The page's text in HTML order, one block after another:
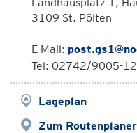
3109 St. Pölten
E-Mail:
Tel: 02742/9005-
Lageplan
Zum Routenplaner